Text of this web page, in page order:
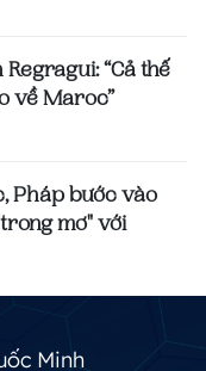
“Cả thế
về Maroc”
Pháp bước vào
mơ" với
Minh